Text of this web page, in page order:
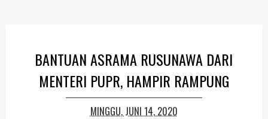
BANTUAN ASRAMA RUSUNAWA DARI
MENTERI PUPR, HAMPIR RAMPUNG
MINGGU, JUNI 14, 2020